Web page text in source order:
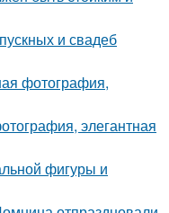
и свадеб
фотография,
элегантная
фигуры и